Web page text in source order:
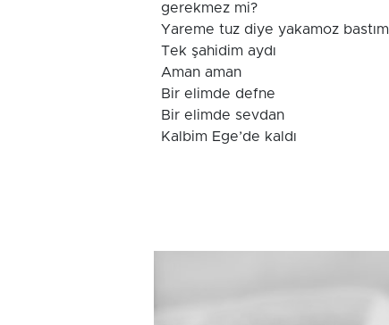
gerekmez mi?
Yareme tuz diye yakamoz bastım
Tek şahidim aydı
Aman aman
Bir elimde defne
Bir elimde sevdan
Kalbim Ege’de kaldı